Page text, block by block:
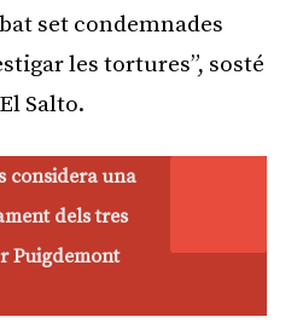
set condemnades
les tortures”, sosté
Salto.
considera una
dels tres
Puigdemont